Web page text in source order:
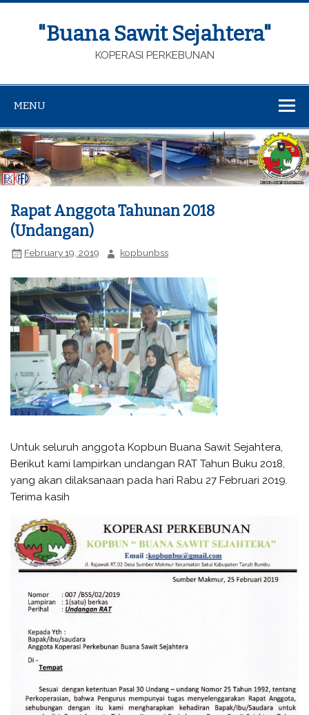
"Buana Sawit Sejahtera"
KOPERASI PERKEBUNAN
MENU
Rapat Anggota Tahunan 2018
(Undangan)
February 19, 2019 kopbunbss
Untuk seluruh anggota Kopbun Buana Sawit Sejahtera,
Berikut kami lampirkan undangan RAT Tahun Buku 2018,
yang akan dilaksanaan pada hari Rabu 27 Februari 2019.
Terima kasih